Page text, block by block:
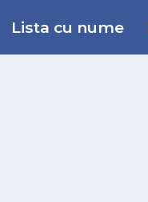
Lista cu nume